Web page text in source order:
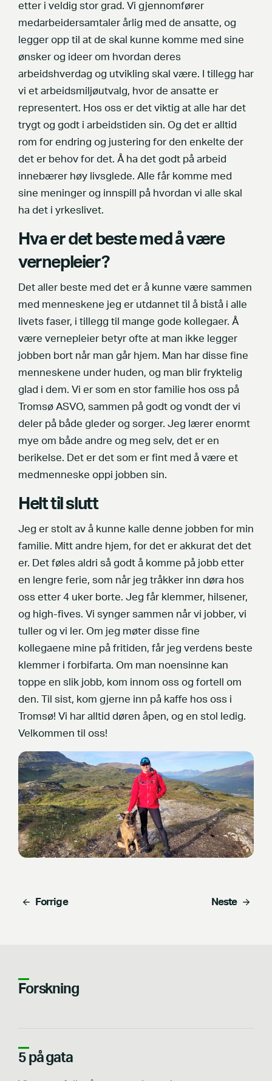
etter i veldig stor grad. Vi gjennomfører
medarbeidersamtaler årlig med de ansatte, og
legger opp til at de skal kunne komme med sine
ønsker og ideer om hvordan deres
arbeidshverdag og utvikling skal være. I tillegg har
vi et arbeidsmiljøutvalg, hvor de ansatte er
representert. Hos oss er det viktig at alle har det
trygt og godt i arbeidstiden sin. Og det er alltid
rom for endring og justering for den enkelte der
det er behov for det. Å ha det godt på arbeid
innebærer høy livsglede. Alle får komme med
sine meninger og innspill på hvordan vi alle skal
ha det i yrkeslivet.
Hva er det beste med å være
vernepleier?
Det aller beste med det er å kunne være sammen
med menneskene jeg er utdannet til å bistå i alle
livets faser, i tillegg til mange gode kollegaer. Å
være vernepleier betyr ofte at man ikke legger
jobben bort når man går hjem. Man har disse fine
menneskene under huden, og man blir fryktelig
glad i dem. Vi er som en stor familie hos oss på
Tromsø ASVO, sammen på godt og vondt der vi
deler på både gleder og sorger. Jeg lærer enormt
mye om både andre og meg selv, det er en
berikelse. Det er det som er fint med å være et
medmenneske oppi jobben sin.
Helt til slutt
Jeg er stolt av å kunne kalle denne jobben for min
familie. Mitt andre hjem, for det er akkurat det det
er. Det føles aldri så godt å komme på jobb etter
en lengre ferie, som når jeg tråkker inn døra hos
oss etter 4 uker borte. Jeg får klemmer, hilsener,
og high-fives. Vi synger sammen når vi jobber, vi
tuller og vi ler. Om jeg møter disse fine
kollegaene mine på fritiden, får jeg verdens beste
klemmer i forbifarta. Om man noensinne kan
toppe en slik jobb, kom innom oss og fortell om
den. Til sist, kom gjerne inn på kaffe hos oss i
Tromsø! Vi har alltid døren åpen, og en stol ledig.
Velkommen til oss!
Forrige Neste
Forskning
5 på gata